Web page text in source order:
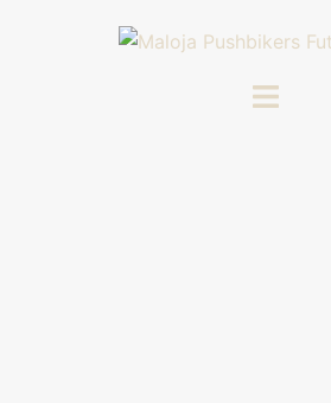
Menü